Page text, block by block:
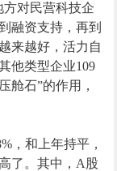
对民营科技企
融资支持，再到
来越好，活力自
他类型企业109
舱石”的作用，
，和上年持平，
了。其中，A股